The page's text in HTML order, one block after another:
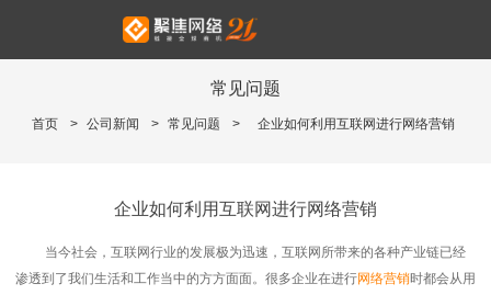
常见问题
首页 > 公司新闻 > 常见问题 > 企业如何利用互联网进行网络营销
企业如何利用互联网进行网络营销
当今社会，互联网行业的发展极为迅速，互联网所带来的各种产业链已经
渗透到了我们生活和工作当中的方方面面。很多企业在进行网络营销时都会从用